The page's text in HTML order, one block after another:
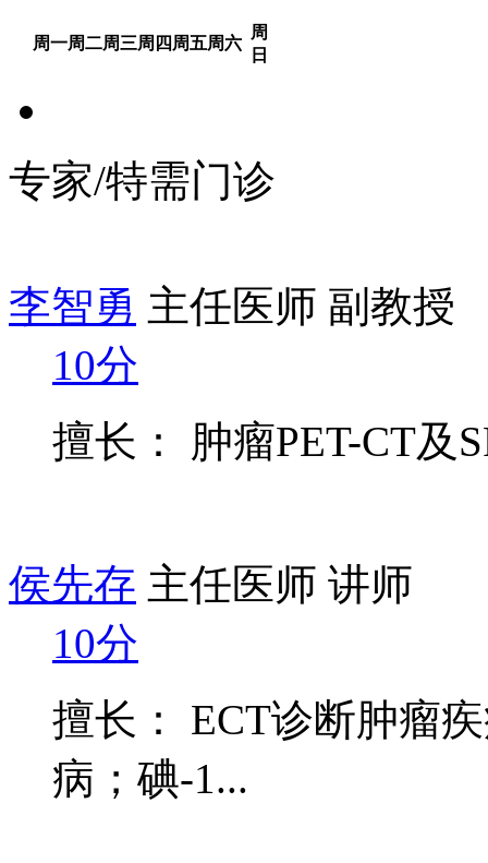
周一周二周三周四 周五周六
周
日
专家/特需门诊
李智勇 主任医师 副教授
10分
擅长： 肿瘤PET-CT及
侯先存 主任医师 讲师
10分
擅长： ECT诊断肿瘤
病；碘-1...